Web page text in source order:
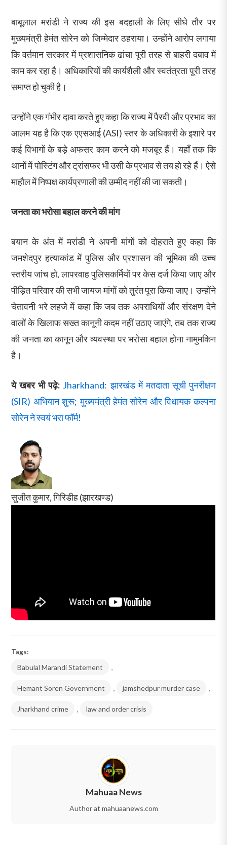
बाबूलाल मरांडी ने राज्य की इस बदहाली के लिए सीधे तौर पर
मुख्यमंत्री हेमंत सोरेन को जिम्मेदार ठहराया। उन्होंने आरोप लगाया
कि वर्तमान सरकार में प्रशासनिक ढांचा पूरी तरह से बाहरी दबाव में
काम कर रहा है। अधिकारियों की कार्यशैली और स्वतंत्रता पूरी तरह
समाप्त हो चुकी है।
उन्होंने एक गंभीर दावा करते हुए कहा कि राज्य में पैरवी और प्रभाव का
आलम यह है कि एक एएसआई (ASI) स्तर के अधिकारी के इशारे पर
कई विभागों के बड़े अफसर काम करने को मजबूर हैं। यहाँ तक कि
थानों में पोस्टिंग और ट्रांसफर भी उसी के प्रभाव से तय हो रहे हैं। ऐसे
माहौल में निष्पक्ष कार्यप्रणाली की उम्मीद नहीं की जा सकती।
जनता का भरोसा बहाल करने की मांग
बयान के अंत में मरांडी ने अपनी मांगों को दोहराते हुए कहा कि
जमशेदपुर हत्याकांड में पुलिस और प्रशासन की भूमिका की उच्च
स्तरीय जांच हो, लापरवाह पुलिसकर्मियों पर केस दर्ज किया जाए और
पीड़ित परिवार की सभी जायज मांगों को तुरंत पूरा किया जाए। उन्होंने
चेतावनी भरे लहजे में कहा कि जब तक अपराधियों और संरक्षण देने
वालों के खिलाफ सख्त कानूनी कदम नहीं उठाए जाएंगे, तब तक राज्य
की जनता का कानून और व्यवस्था पर भरोसा बहाल होना नामुमकिन
है।
ये खबर भी पढ़े: Jharkhand: झारखंड में मतदाता सूची पुनरीक्षण
(SIR) अभियान शुरू; मुख्यमंत्री हेमंत सोरेन और विधायक कल्पना
सोरेन ने स्वयं भरा फॉर्म!
सुजीत कुमार, गिरिडीह (झारखण्ड)
Tags:
Babulal Marandi Statement
,
Hemant Soren Government , jamshedpur murder case ,
Jharkhand crime , law and order crisis
Mahuaa News
Author at mahuaanews.com